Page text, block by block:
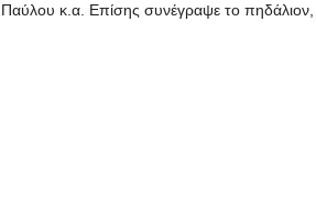
κ.α. Επίσης συνέγραψε το πηδάλιον,